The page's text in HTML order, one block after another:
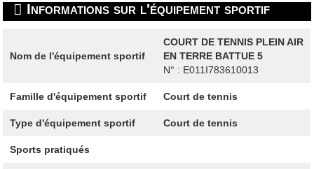
Informations sur l'équipement sportif
Nom de l'équipement sportif
COURT DE TENNIS PLEIN AIR
EN TERRE BATTUE 5
N° : E011I783610013
Famille d'équipement sportif Court de tennis
Type d'équipement sportif Court de tennis
Sports pratiqués